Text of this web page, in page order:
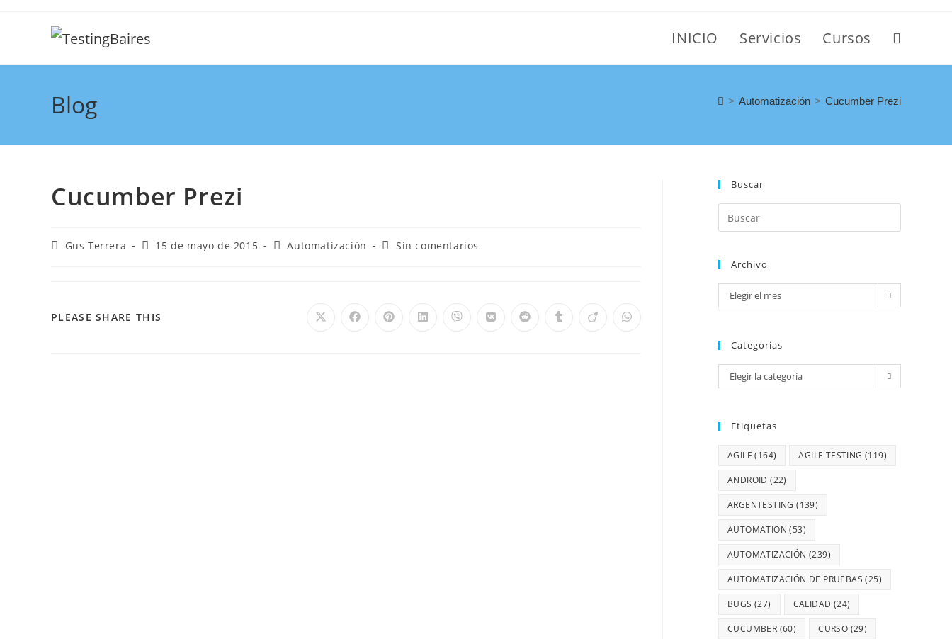
INICIO Servicios Cursos
Blog > Automatización > Cucumber Prezi
Cucumber Prezi
Gus Terrera 15 de mayo de 2015 Automatización Sin comentarios
PLEASE SHARE THIS
Buscar
Archivo
Elegir el mes
Categorias
Elegir la categoría
Etiquetas
AGILE (164) AGILE TESTING (119)
ANDROID (22)
ARGENTESTING (139)
AUTOMATION (53)
AUTOMATIZACIÓN (239)
AUTOMATIZACIÓN DE PRUEBAS (25)
BUGS (27) CALIDAD (24)
CUCUMBER (60) CURSO (29)